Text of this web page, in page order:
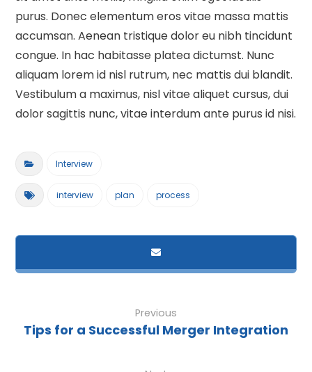
purus. Donec elementum eros vitae massa mattis
accumsan. Aenean tristique dolor eu nibh tincidunt
congue. In hac habitasse platea dictumst. Nunc
aliquam lorem id nisl rutrum, nec mattis dui blandit.
Vestibulum a maximus, nisl vitae aliquet cursus, dui
dolor sagittis nunc, vitae interdum ante purus id nisi.
Interview
interview plan process
Previous
Tips for a Successful Merger Integration